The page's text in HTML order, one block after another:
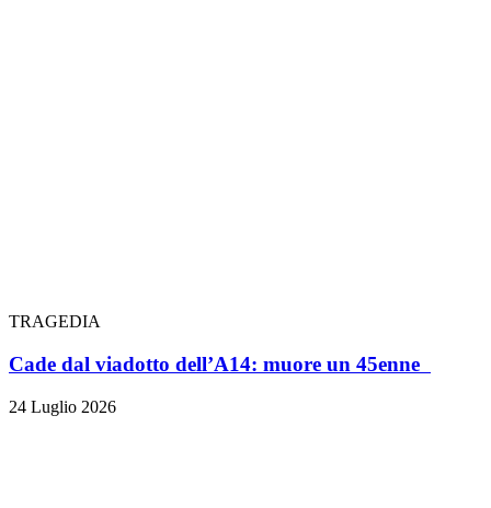
TRAGEDIA
Cade dal viadotto dell’A14: muore un 45enne
24 Luglio 2026